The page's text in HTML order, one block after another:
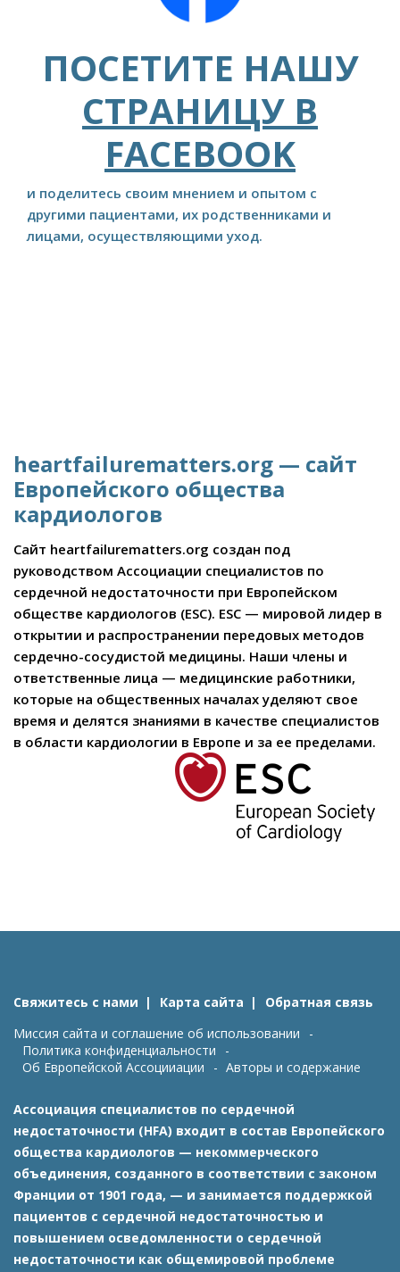
ПОСЕТИТЕ НАШУ
СТРАНИЦУ В
FACEBOOK
и поделитесь своим мнением и опытом с
другими пациентами, их родственниками и
лицами, осуществляющими уход.
heartfailurematters.org — сайт
Европейского общества
кардиологов
Сайт heartfailurematters.org создан под
руководством Ассоциации специалистов по
сердечной недостаточности при Европейском
обществе кардиологов (ESC). ESC — мировой лидер в
открытии и распространении передовых методов
сердечно-сосудистой медицины. Наши члены и
ответственные лица — медицинские работники,
которые на общественных началах уделяют свое
время и делятся знаниями в качестве специалистов
в области кардиологии в Европе и за ее пределами.
Свяжитесь с нами Карта сайта
Обратная связь
Миссия сайта и соглашение об использовании
Политика конфиденциальности
Об Европейской Ассоцииации
Авторы и содержание
Ассоциация специалистов по сердечной
недостаточности (HFA) входит в состав Европейского
общества кардиологов — некоммерческого
объединения, созданного в соответствии с законом
Франции от 1901 года, — и занимается поддержкой
пациентов с сердечной недостаточностью и
повышением осведомленности о сердечной
недостаточности как общемировой проблеме